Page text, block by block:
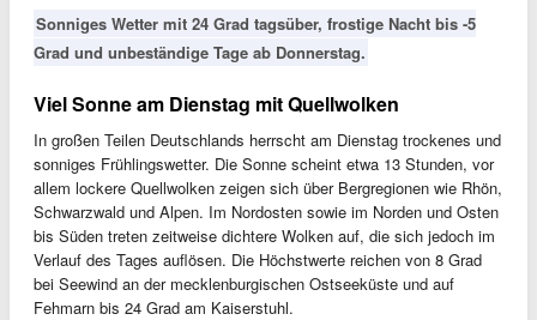
Sonniges Wetter mit 24 Grad tagsüber, frostige Nacht bis -5
Grad und unbeständige Tage ab Donnerstag.
Viel Sonne am Dienstag mit Quellwolken
In großen Teilen Deutschlands herrscht am Dienstag trockenes und
sonniges Frühlingswetter. Die Sonne scheint etwa 13 Stunden, vor
allem lockere Quellwolken zeigen sich über Bergregionen wie Rhön,
Schwarzwald und Alpen. Im Nordosten sowie im Norden und Osten
bis Süden treten zeitweise dichtere Wolken auf, die sich jedoch im
Verlauf des Tages auflösen. Die Höchstwerte reichen von 8 Grad
bei Seewind an der mecklenburgischen Ostseeküste und auf
Fehmarn bis 24 Grad am Kaiserstuhl.